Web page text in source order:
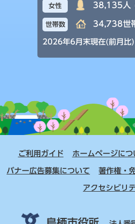
女性 38,135人
世帯数 34,738世
2026年6月末現在(前月比)
ご利用ガイド ホームページにつ
バナー広告募集について 著作権・
アクセシビリ